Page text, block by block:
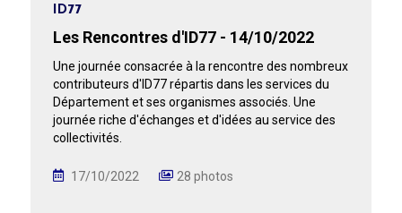
ID77
Les Rencontres d'ID77 - 14/10/2022
Une journée consacrée à la rencontre des nombreux
contributeurs d'ID77 répartis dans les services du
Département et ses organismes associés. Une
journée riche d'échanges et d'idées au service des
collectivités.
17/10/2022 28 photos